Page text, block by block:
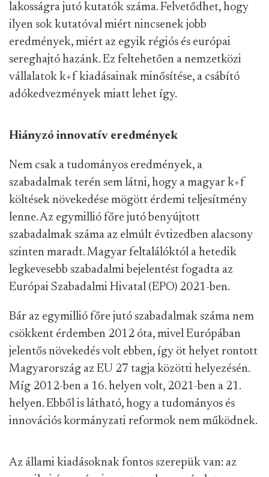
lakosságra jutó kutatók száma. Felvetődhet, hogy
ilyen sok kutatóval miért nincsenek jobb
eredmények, miért az egyik régiós és európai
sereghajtó hazánk. Ez feltehetően a nemzetközi
vállalatok k+f kiadásainak minősítése, a csábító
adókedvezmények miatt lehet így.
Hiányzó innovatív eredmények
Nem csak a tudományos eredmények, a
szabadalmak terén sem látni, hogy a magyar k+f
költések növekedése mögött érdemi teljesítmény
lenne. Az egymillió főre jutó benyújtott
szabadalmak száma az elmúlt évtizedben alacsony
szinten maradt. Magyar feltalálóktól a hetedik
legkevesebb szabadalmi bejelentést fogadta az
Európai Szabadalmi Hivatal (EPO) 2021-ben.
Bár az egymillió főre jutó szabadalmak száma nem
csökkent érdemben 2012 óta, mivel Európában
jelentős növekedés volt ebben, így öt helyet rontott
Magyarország az EU 27 tagja közötti helyezésén.
Míg 2012-ben a 16. helyen volt, 2021-ben a 21.
helyen. Ebből is látható, hogy a tudományos és
innovációs kormányzati reformok nem működnek.
Az állami kiadásoknak fontos szerepük van: az